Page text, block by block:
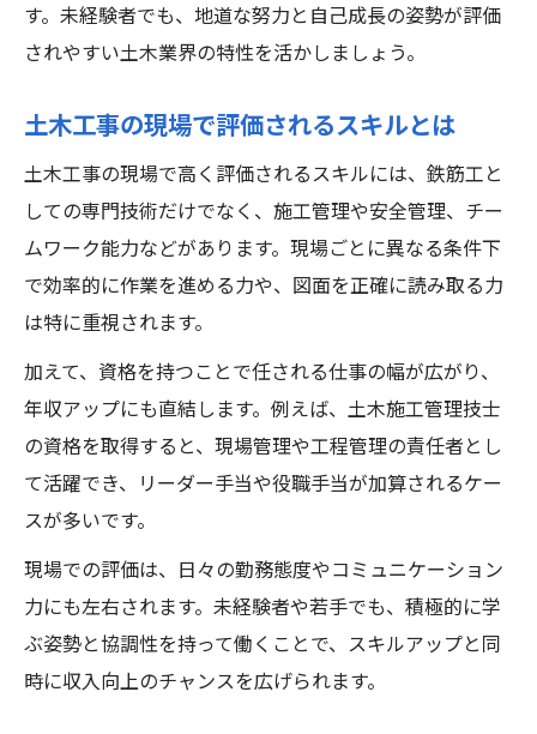
す。未経験者でも、地道な努力と自己成長の姿勢が評価
されやすい土木業界の特性を活かしましょう。
土木工事の現場で評価されるスキルとは
土木工事の現場で高く評価されるスキルには、鉄筋工と
しての専門技術だけでなく、施工管理や安全管理、チー
ムワーク能力などがあります。現場ごとに異なる条件下
で効率的に作業を進める力や、図面を正確に読み取る力
は特に重視されます。
加えて、資格を持つことで任される仕事の幅が広がり、
年収アップにも直結します。例えば、土木施工管理技士
の資格を取得すると、現場管理や工程管理の責任者とし
て活躍でき、リーダー手当や役職手当が加算されるケー
スが多いです。
現場での評価は、日々の勤務態度やコミュニケーション
力にも左右されます。未経験者や若手でも、積極的に学
ぶ姿勢と協調性を持って働くことで、スキルアップと同
時に収入向上のチャンスを広げられます。